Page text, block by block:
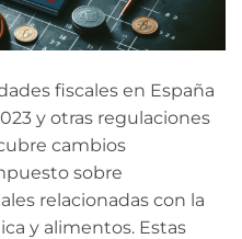
fiscales en España
y otras regulaciones
cambios
sobre
relacionadas con la
y alimentos. Estas